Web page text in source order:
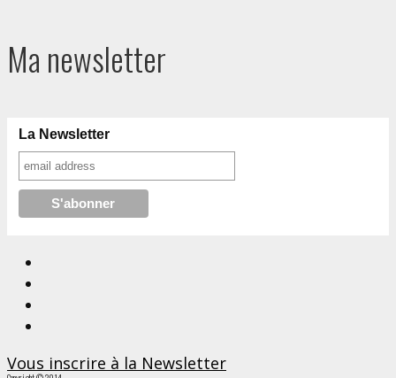
Ma newsletter
La Newsletter
Vous inscrire à la Newsletter